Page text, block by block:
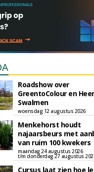
Roadshow over
GreentoColour en
Swalmen
woensdag 12 augustus 2026
Menkehorst houdt
najaarsbeurs met
van ruim 100 kwekers
maandag 24 augustus 2026
t/m donderdag 27 augustus
Cursus laat zien hoe